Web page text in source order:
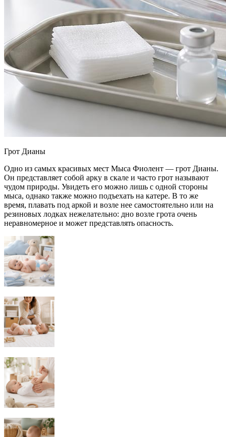
Грот Дианы
Одно из самых красивых мест Мыса Фиолент — грот Дианы.
Он представляет собой арку в скале и часто грот называют
чудом природы. Увидеть его можно лишь с одной стороны
мыса, однако также можно подъехать на катере. В то же
время, плавать под аркой и возле нее самостоятельно или на
резиновых лодках нежелательно: дно возле грота очень
неравномерное и может представлять опасность.